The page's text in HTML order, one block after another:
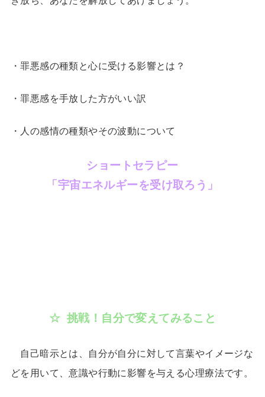
・罪悪感の種類と心に受ける影響とは？
・罪悪感を手放した方がいい訳
・人の感情の種類やその波動について
ショートセラピー
「宇宙エネルギーを受け取ろう」
☆ 挑戦！自分で変えてみること
自己暗示とは、自分が自分に対して言葉やイメージな
どを用いて、意識や行動に影響を与える心理療法です。